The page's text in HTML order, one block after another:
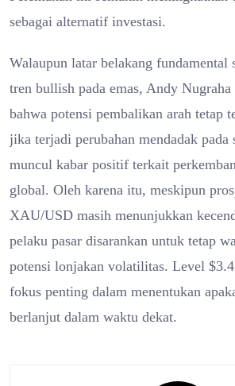
sebagai alternatif investasi.
Walaupun latar belakang fundamental
tren bullish pada emas, Andy Nugraha
bahwa potensi pembalikan arah tetap
jika terjadi perubahan mendadak pada
muncul kabar positif terkait
global. Oleh karena itu, meskipun
XAU/USD masih menunjukkan
pelaku pasar disarankan untuk tetap
potensi lonjakan volatilitas. Level
fokus penting dalam menentukan
berlanjut dalam waktu dekat.